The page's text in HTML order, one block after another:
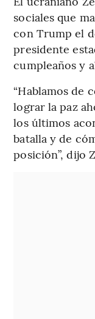
sociales que
con Trump el
presidente
cumpleaños y
“Hablamos de
lograr la paz
los últimos
batalla y de
posición”, dijo